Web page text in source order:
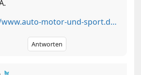
https://www.auto-motor-und-sport.de/verkehr/rueckruf-hyundai-ioniq-5-6-ladeprobleme-antriebswellen/
Antworten